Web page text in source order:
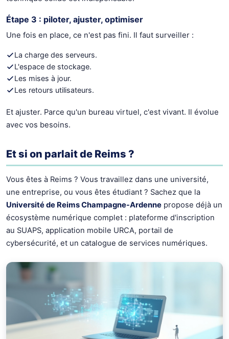
Étape 3 : piloter, ajuster, optimiser
Une fois en place, ce n'est pas fini. Il faut surveiller :
La charge des serveurs.
L'espace de stockage.
Les mises à jour.
Les retours utilisateurs.
Et ajuster. Parce qu'un bureau virtuel, c'est vivant. Il évolue
avec vos besoins.
Et si on parlait de Reims ?
Vous êtes à Reims ? Vous travaillez dans une université,
une entreprise, ou vous êtes étudiant ? Sachez que la
Université de Reims Champagne-Ardenne propose déjà un
écosystème numérique complet : plateforme d'inscription
au SUAPS, application mobile URCA, portail de
cybersécurité, et un catalogue de services numériques.